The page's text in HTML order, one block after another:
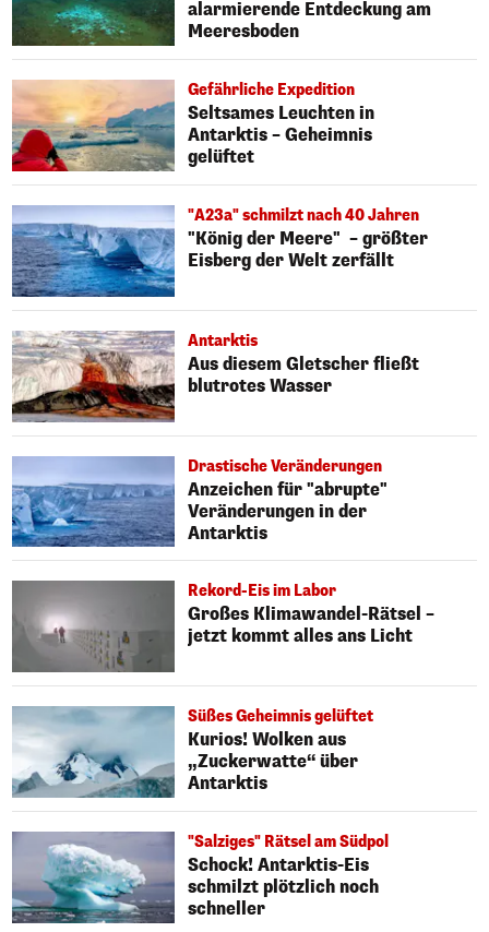
alarmierende Entdeckung am
Meeresboden
Gefährliche Expedition
Seltsames Leuchten in
Antarktis – Geheimnis
gelüftet
"A23a" schmilzt nach 40 Jahren
"König der Meere" – größter
Eisberg der Welt zerfällt
Antarktis
Aus diesem Gletscher fließt
blutrotes Wasser
Drastische Veränderungen
Anzeichen für "abrupte"
Veränderungen in der
Antarktis
Rekord-Eis im Labor
Großes Klimawandel-Rätsel –
jetzt kommt alles ans Licht
Süßes Geheimnis gelüftet
Kurios! Wolken aus
„Zuckerwatte“ über
Antarktis
"Salziges" Rätsel am Südpol
Schock! Antarktis-Eis
schmilzt plötzlich noch
schneller